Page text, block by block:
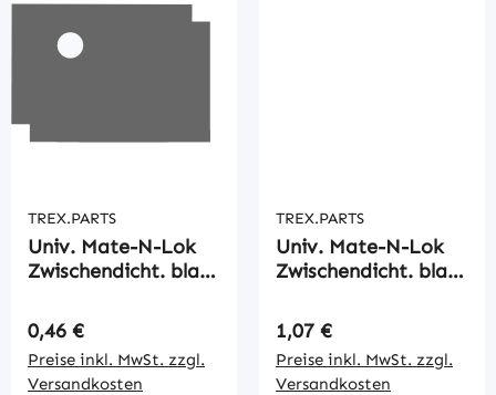
TREX.PARTS
Univ. Mate-N-Lok
Zwischendicht. blau
Regulärer Preis:
0,46 €
Preise inkl. MwSt. zzgl.
Versandkosten
TREX.PARTS
Univ. Mate-N-Lok
Zwischendicht. blau
Regulärer Preis:
1,07 €
Preise inkl. MwSt. zzgl.
Versandkosten